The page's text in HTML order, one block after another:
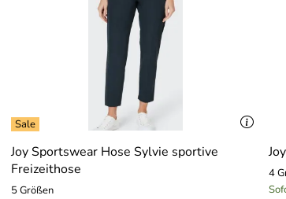
Joy Sportswear Hose Sylvie sportive
Freizeithose
5 Größen
4